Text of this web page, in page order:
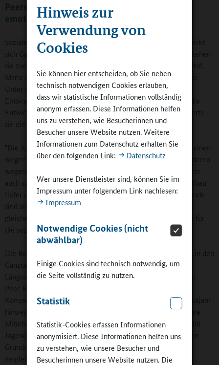
Hinweis zur
Verwendung von
Cookies
Sie können hier entscheiden, ob Sie neben
technisch notwendigen Cookies erlauben,
dass wir statistische Informationen vollständig
anonym erfassen. Diese Informationen helfen
uns zu verstehen, wie Besucherinnen und
Besucher unsere Website nutzen. Weitere
Informationen zum Datenschutz erhalten Sie
über den folgenden Link:
Datenschutz
Wer unsere Dienstleister sind, können Sie im
Impressum unter folgendem Link nachlesen:
Impressum
Notwendige Cookies (nicht
abwählbar)
Einige Cookies sind technisch notwendig, um
die Seite vollständig zu nutzen.
Statistik
Statistik-Cookies erfassen Informationen
anonymisiert. Diese Informationen helfen uns
zu verstehen, wie unsere Besucher und
Besucherinnen unsere Website nutzen. Die
Peers: Schlüsselfiguren für die soziale und
emotionale Entwicklung
Soziale Netzwerke und informelle Bildungsprozesse - wie wirkt
sich Ganztagsschule auf sie aus und in welchem Verhältnis stehen
sie zueinander? Ein Projekt zu dieser Fragestellung stellte Prof.
Maria von Salisch von der Leuphana Universität Lüneburg vor.
Unter dem Titel "Auswirkungen der Ganztagsschule auf die
Einbindung von Jugendlichen in Peer-Netzwerken und auf die
Entwicklung sozialer und emotionaler Kompetenzen" referierte
sie die Ergebnisse.
"Die Jugendlichen stehen unter Druck", so von Salisch. Zum einen
wegen ihrer stürmischen biologischen Entwicklung, zum anderen
wegen zunehmender gesellschaftlicher Erwartungen, darunter
auch schulischer Anforderungen. Umso wichtiger sei der Aufbau
tiefer und intensiver Entwicklungen zu Gleichaltrigen: "Freunde
sind als Entwicklungshelfer einzigartig. Sie stehen vor den
gleichen Entwicklungsaufgaben. Peers sind Schlüsselfiguren für
die soziale und emotionale Entwicklung."
Die Bedeutung, die die Entwicklung von Peer-Beziehungen in den
Ganztagsschulen hat, erschließt sich nur in einer
Längsschnittstudie. Sie erfasst den Zusammenhang zwischen
Peer-Beziehungen und den sozialen sowie emotionalen
Kompetenzen im zeitlichen Verlauf - und zwar über ein Schuljahr
hinweg. Für diese Zwecke befragten Prof. von Salisch und ihre
Mitarbeiter, Dr. Rimma Kanevski sowie Maik Philipp, rund 400
Jugendliche im Land Brandenburg, die nach der sechsjährigen
Grundschule auf eine Ganztagsschule respektive eine
vergleichbare Halbtagsschule wechselten.